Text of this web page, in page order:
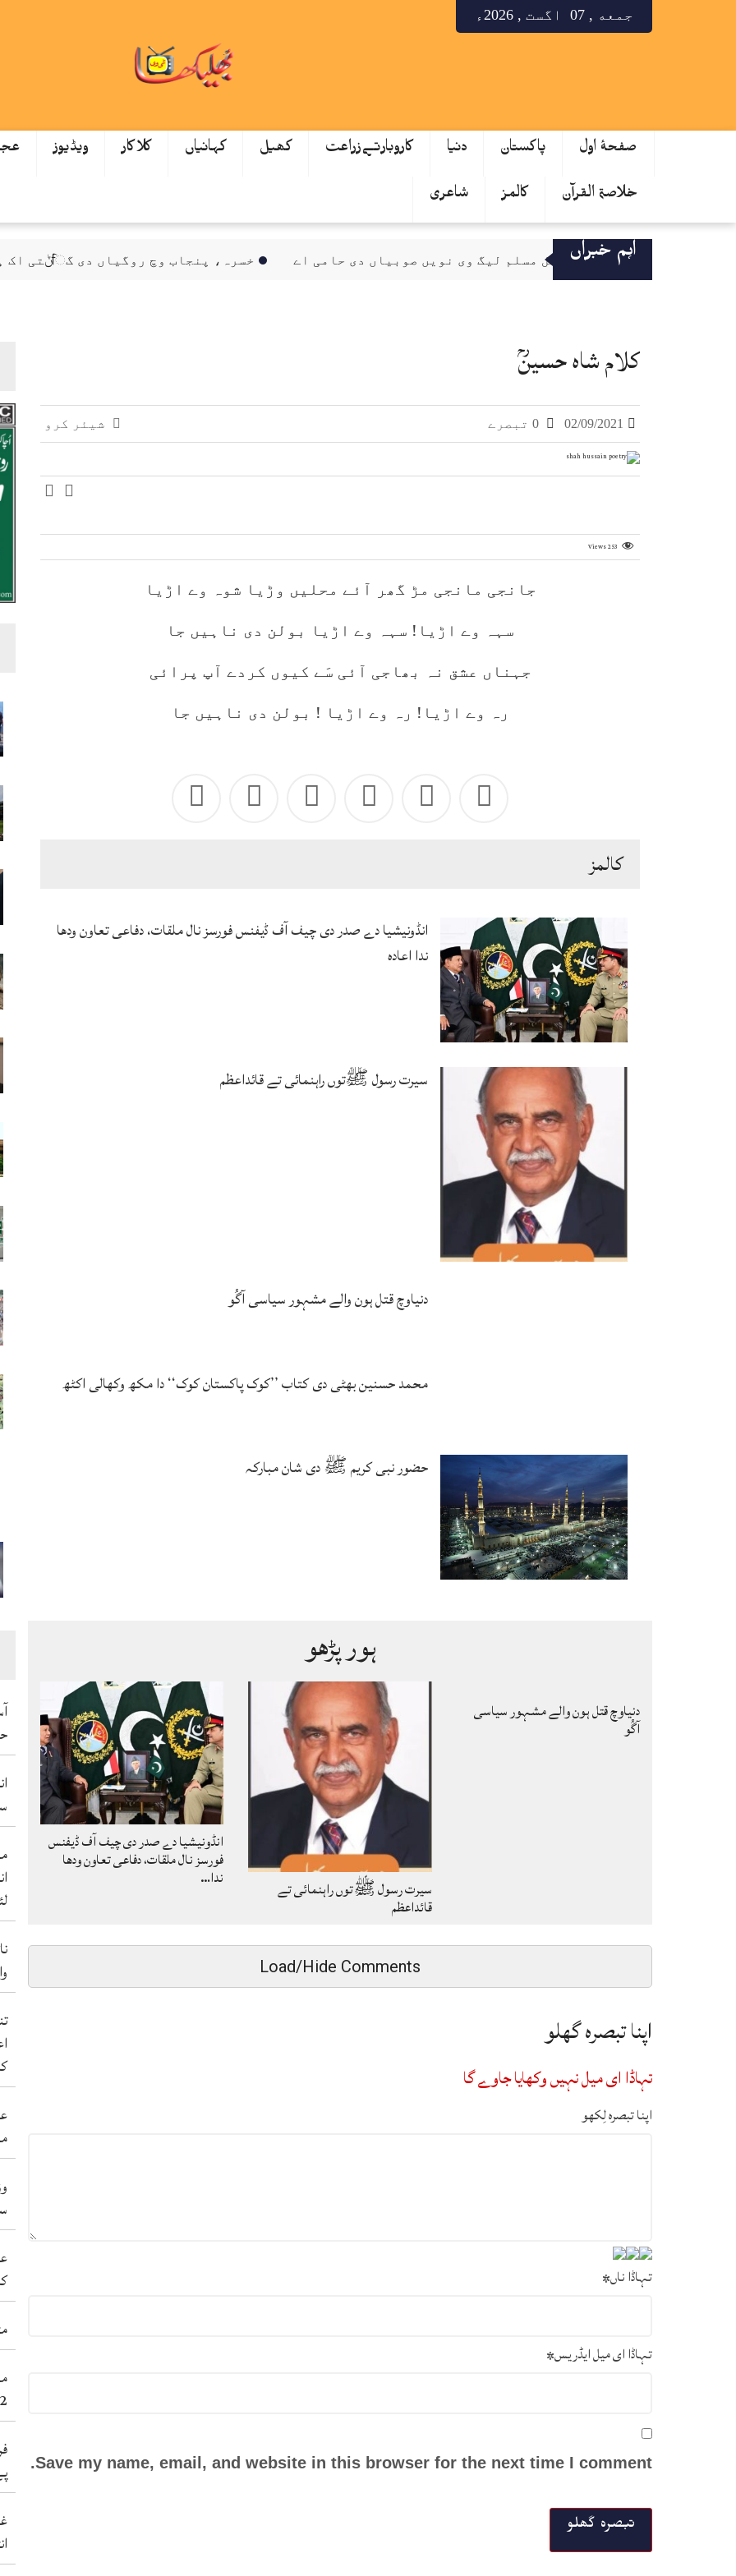
جمعه , 07 اگست , 2026ء
صفحۂ اول پاکستان دنیا کاروبارتےزراعت کھیل کہانیاں کلاکار ویڈیوز
خلاصۃ القرآن کالمز شاعری
اہم خبراں
(گڈ گورننس) لئی فنکشنل مسلم لیگ وی نویں صوبیاں دی حامی اے خسرہ، پنجاب وچ روگیاں دی گਿݨتی اک ہزار توں ٹپ گئی
والے
2عورتاں سنے 38نوجوان شہید کر دتے
کلام شاہ حسینؒ
شیئر کرو 02/09/2021
Views253
جانجی مانجی مڑ گھر آئے محلیں وڑیا شوہ وے اڑیا
سہہ وے اڑیا! سہہ وے اڑیا بولن دی ناہیں جا
جہناں عشق نہ بھاجی آئی سَے کیوں کردے آپ پرائی
رہ وے اڑیا! رہ وے اڑیا ! بولن دی ناہیں جا
كالمز
انڈونیشیا دے صدر دی چیف آف ڈیفنس فورسز نال ملقات، دفاعی تعاون ودھا
ندا اعادہ
سیرت رسول ﷺتوں راہنمائی تے قائداعظم
دنیاوچ قتل ہون والے مشہور سیاسی آگُو
محمد حسنین بھٹی دی کتاب ’’کوک پاکستان کوک‘‘ دا مکھ وکھالی اکٹھ
حضور نبی کریم ﷺ دی شان مبارکہ
ہور پڑھو
انڈونیشیا دے صدر دی چیف آف ڈیفنس
فورسز نال ملقات، دفاعی تعاون ودھا
ندا… سیرت رسول ﷺتوں راہنمائی تے
قائداعظم
دنیاوچ قتل ہون والے مشہور سیاسی
آگُو
Load/Hide Comments
اپنا تبصرہ گھلو
تہاڈا ای میل نہیں وکھایا جاوے گا
اپنا تبصرہ لِکھو
تہاڈا ناں*
تہاڈا ای میل ایڈریس*
Save my name, email, and website in this browser for the next time I comment.